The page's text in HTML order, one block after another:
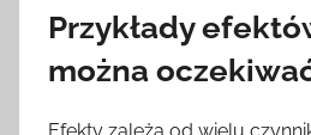
Przykłady
można